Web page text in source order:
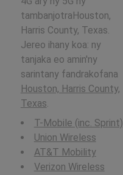
tambanjotraHouston,
Harris County, Texas.
Jereo ihany koa: ny
tanjaka eo amin'ny
sarintany fandrakofana
Houston, Harris County,
Texas.
T-Mobile (inc. Sprint)
Union Wireless
AT&T Mobility
Verizon Wireless